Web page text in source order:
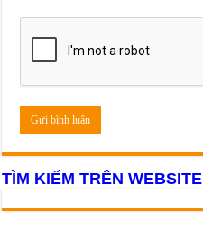
TÌM KIẾM TRÊN WEBSITE